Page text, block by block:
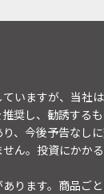
いますが、当社
し、勧誘する
、今後予告なし
ん。投資にかか
ります。商品ご